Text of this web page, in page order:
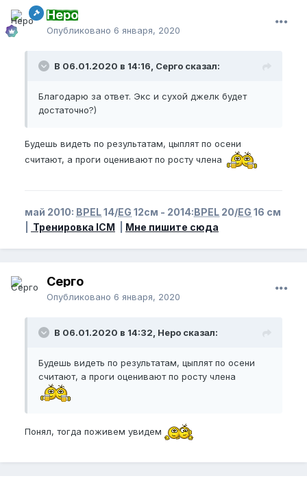
Неро
Опубликовано 6 января, 2020
В 06.01.2020 в 14:16, Серго сказал:
Благодарю за ответ. Экс и сухой джелк будет
достаточно?)
Будешь видеть по результатам, цыплят по осени
считают, а проги оценивают по росту члена
май 2010: BPEL14/EG 12см - 2014:BPEL 20/EG 16 см
Тренировка ICM Мне пишите сюда
Серго
Опубликовано 6 января, 2020
В 06.01.2020 в 14:32, Неро сказал:
Будешь видеть по результатам, цыплят по осени
считают, а проги оценивают по росту члена
Понял, тогда поживем увидем